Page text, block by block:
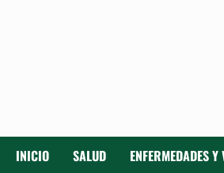
INICIO SALUD ENFERMEDADES